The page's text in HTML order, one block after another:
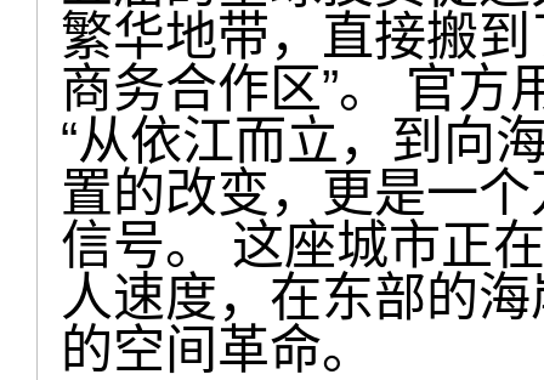
繁华地带，直接搬
商务合作区”。 官方
“从依江而立，到向
置的改变，更是一
信号。 这座城市正
人速度，在东部的
的空间革命。